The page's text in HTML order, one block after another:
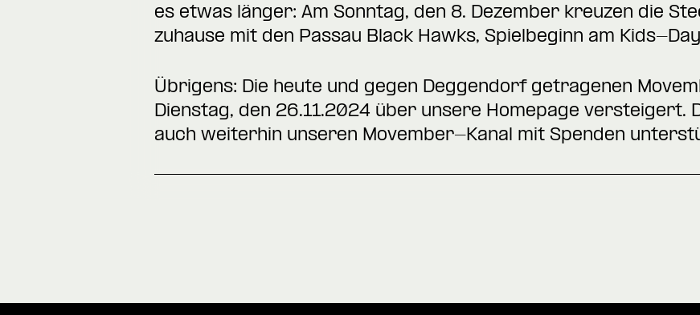
es etwas länger: Am Sonntag, den 8. Dezember kreuzen die
zuhause mit den Passau Black Hawks, Spielbeginn am Kids-Day
Übrigens: Die heute und gegen Deggendorf getragenen
Dienstag, den 26.11.2024 über unsere Homepage versteigert.
auch weiterhin unseren Movember-Kanal mit Spenden